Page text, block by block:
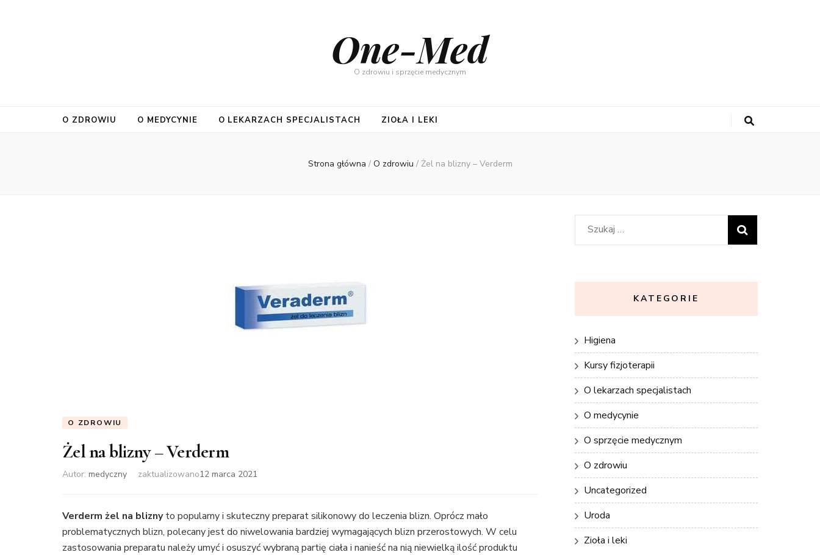
One-Med
O zdrowiu i sprzęcie medycznym
O ZDROWIU O MEDYCYNIE O LEKARZACH SPECJALISTACH ZIOŁA I LEKI
Strona główna / O zdrowiu / Żel na blizny – Verderm
O ZDROWIU
Żel na blizny – Verderm
Autor: medyczny zaktualizowano12 marca 2021
Verderm żel na bliznyto popularny i skuteczny preparat silikonowy do leczenia blizn. Oprócz mało
problematycznych blizn, polecany jest do niwelowania bardziej wymagających blizn przerostowych. W celu
zastosowania preparatu należy umyć i osuszyć wybraną partię ciała i nanieść na nią niewielką ilość produktu
Szukaj:
KATEGORIE
Higiena
Kursy fizjoterapii
O lekarzach specjalistach
O medycynie
O sprzęcie medycznym
O zdrowiu
Uncategorized
Uroda
Zioła i leki